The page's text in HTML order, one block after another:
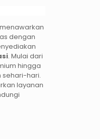
menawarkan
dengan
. Mulai dari
hingga
sehari-hari.
layanan